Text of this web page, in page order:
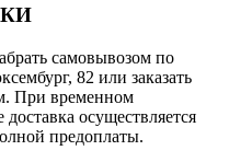
самовывозом по
82 или заказать
При временном
доставка осуществляется
предоплаты.